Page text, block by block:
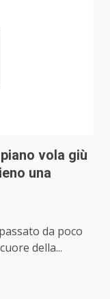
vola giù
una
da poco
della...